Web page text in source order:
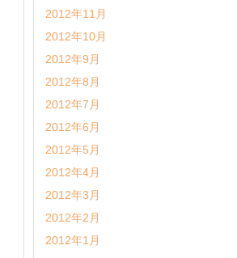
2012年11月
2012年10月
2012年9月
2012年8月
2012年7月
2012年6月
2012年5月
2012年4月
2012年3月
2012年2月
2012年1月